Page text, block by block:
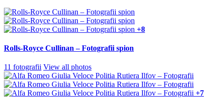
+8
Rolls-Royce Cullinan – Fotografii spion
11 fotografii View all photos
+7